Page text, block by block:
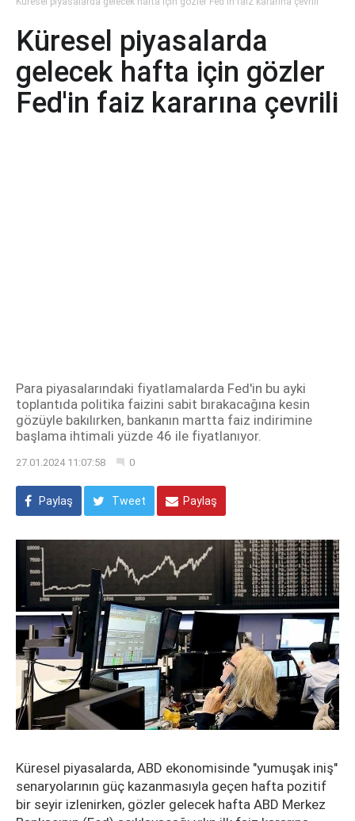
Küresel piyasalarda
gelecek hafta için gözler
Fed'in faiz kararına çevrili
Para piyasalarındaki fiyatlamalarda Fed'in bu ayki
toplantıda politika faizini sabit bırakacağına kesin
gözüyle bakılırken, bankanın martta faiz indirimine
başlama ihtimali yüzde 46 ile fiyatlanıyor.
27.01.2024 11:07:58 0
Paylaş Tweet Paylaş
Küresel piyasalarda, ABD ekonomisinde "yumuşak iniş"
senaryolarının güç kazanmasıyla geçen hafta pozitif
bir seyir izlenirken, gözler gelecek hafta ABD Merkez